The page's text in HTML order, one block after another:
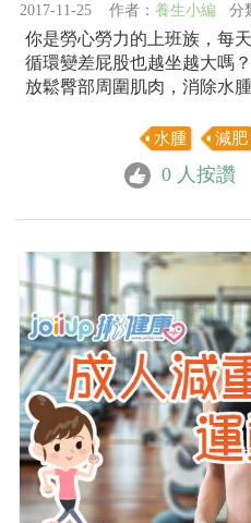
2017-11-25 作者： 養生小編 分
你是勞心勞力的上班族，每
循環變差屁股也越坐越大嗎
放鬆臀部周圍肌肉，消除水腫
水腫 減肥
0 人按讚